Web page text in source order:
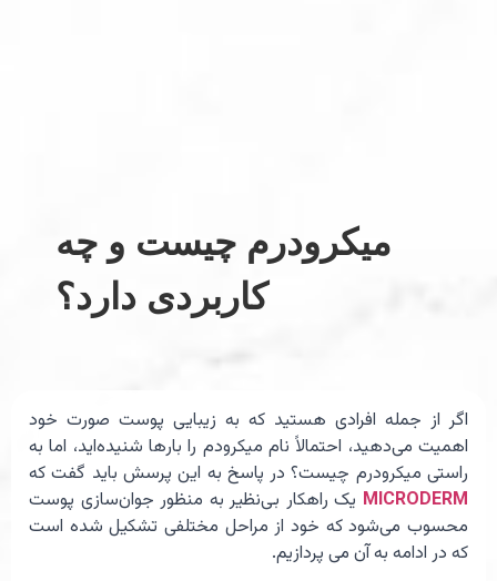
میکرودرم چیست و چه
کاربردی دارد؟
اگر از جمله افرادی هستید که به زیبایی پوست صورت خود
اهمیت می‌دهید،‌ احتمالاً نام میکرودم را بارها شنیده‌اید، اما به
راستی میکرودرم چیست؟ در پاسخ به این پرسش باید گفت که
MICRODERM یک راهکار بی‌نظیر به منظور جوان‌سازی پوست
محسوب می‌شود که خود از مراحل مختلفی تشکیل شده است
که در ادامه به آن می پردازیم.